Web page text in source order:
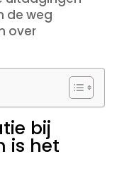
de weg
over
bij
is het